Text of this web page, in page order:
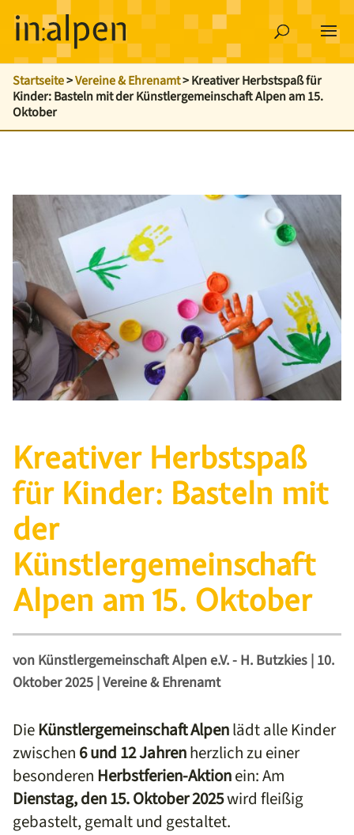
Startseite>Vereine & Ehrenamt>Kreativer Herbstspaß für
Kinder: Basteln mit der Künstlergemeinschaft Alpen am 15.
Oktober
Kreativer Herbstspaß
für Kinder: Basteln mit
der
Künstlergemeinschaft
Alpen am 15. Oktober
von Künstlergemeinschaft Alpen e.V. - H. Butzkies| 10.
Oktober 2025| Vereine & Ehrenamt
DieKünstlergemeinschaft Alpenlädt alle Kinder
zwischen 6 und 12 Jahrenherzlich zu einer
besonderen Herbstferien-Aktionein: Am
Dienstag, den 15. Oktober 2025wird fleißig
gebastelt, gemalt und gestaltet.